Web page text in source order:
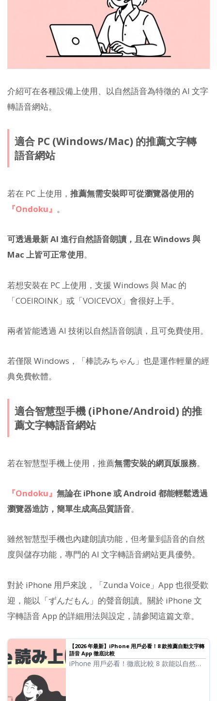
介紹可在各種設備上使用、以自然語音為特徵的 AI 文字
轉語音網站。
適合 PC (Windows/Mac) 的推薦文字轉
語音網站
若在 PC 上使用， 推薦無需安裝即可從瀏覽器使用的
『Ondoku』 。
可透過最新 AI 進行自然語音朗讀，且在 Windows 與
Mac 上皆可正常使用。
若想安裝在 PC 上使用，支援 Windows 與 Mac 的
「COEIROINK」或「VOICEVOX」會很好上手。
兩者皆能透過 AI 技術以自然語音朗讀，且可免費使用。
若僅限 Windows，「棒読みちゃん」也是運作輕量的經
典免費軟體。
適合智慧型手機 (iPhone/Android) 的推
薦文字轉語音網站
若在智慧型手機上使用，推薦無需安裝的網頁版服務。
『Ondoku』 無論在 iPhone 或 Android 都能輕鬆透過
瀏覽器造訪，簡單生成高品質語音。
雖然智慧型手機也內建朗讀功能，但考量到語音的自然
度與儲存功能，專門的 AI 文字轉語音網站更具優勢。
對於 iPhone 用戶來說，「Zunda Voice」App 也很受歡
迎，能以「ずんだもん」的聲音朗讀。關於 iPhone 文
字轉語音 App 的詳細用法與設定，請參閱這篇文章。
【2026 年最新】iPhone 用戶必看！8 款推薦自動文字轉
語音 App 徹底比較
iPhone 用戶必看！徹底比較 8 款能以自然語